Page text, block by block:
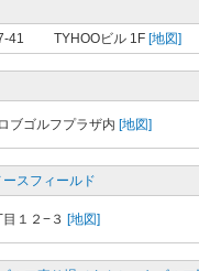
41 TYHOOビル 1F [地図]
ブゴルフプラザ内 [地図]
スフィールド
１２−３ [地図]